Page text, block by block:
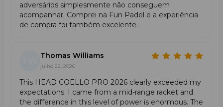
adversários simplesmente não conseguem
acompanhar. Comprei na Fun Padel e a experiência
de compra foi também excelente.
Thomas Williams
julho 22, 2026
This HEAD COELLO PRO 2026 clearly exceeded my
expectations. I came from a mid-range racket and
the difference in this level of power is enormous. The